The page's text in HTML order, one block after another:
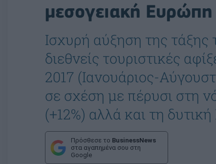
μεσογειακή
Ισχυρή αύξηση της τάξης
διεθνείς τουριστικές
2017 (Ιανουάριος-
σε σχέση με πέρυσι στη
(+12%) αλλά και τη
Πρόσθεσε το BusinessNews
στα αγαπημένα σου στη
Google